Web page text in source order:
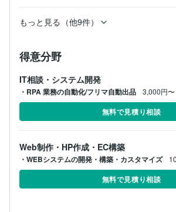
もっと見る（他9件）
得意分野
IT相談・システム開発
・RPA 業務の自動化/フリマ自動出品 3,000円〜
無料で見積り相談
Web制作・HP作成・EC構築
・WEBシステムの開発・構築・カスタマイズ
無料で見積り相談